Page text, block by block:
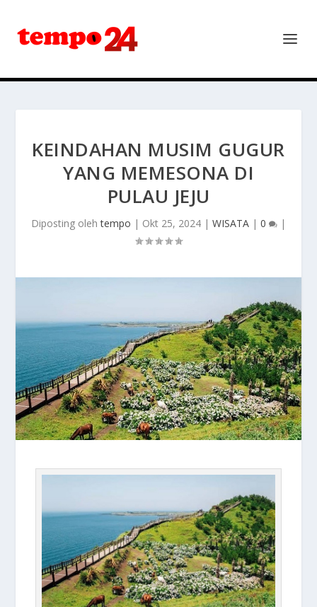
KEINDAHAN MUSIM GUGUR
YANG MEMESONA DI
PULAU JEJU
Diposting olehtempo | Okt 25, 2024 | WISATA | 0 |